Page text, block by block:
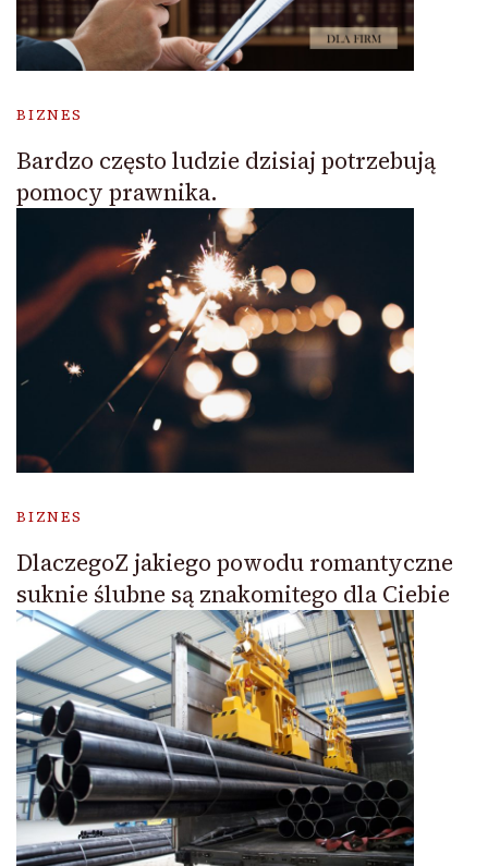
BIZNES
Bardzo często ludzie dzisiaj potrzebują
pomocy prawnika.
BIZNES
DlaczegoZ jakiego powodu romantyczne
suknie ślubne są znakomitego dla Ciebie